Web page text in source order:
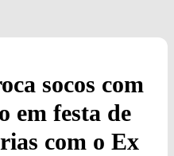
socos com
em festa de
com o Ex